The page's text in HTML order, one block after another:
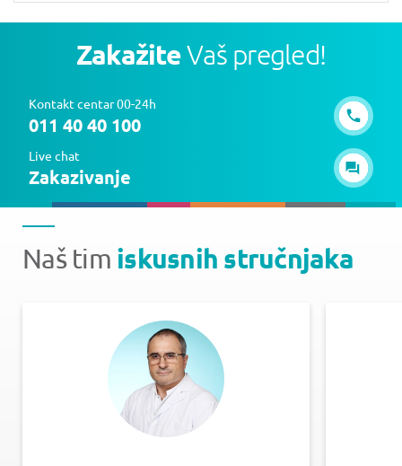
ZakažiteVaš pregled!
Kontakt centar 00-24h
011 40 40 100
Live chat
Zakazivanje
Naš tim iskusnih stručnjaka